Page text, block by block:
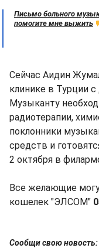
Письмо больного
помогите мне выжить
Сейчас Аидин
клинике в Турции
Музыканту
радиотерапии,
поклонники
средств и
2 октября в
Все желающие
кошелек "ЭЛСОМ"
Сообщи свою